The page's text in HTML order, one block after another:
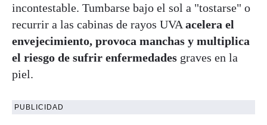
incontestable. Tumbarse bajo el sol a "tostarse" o
recurrir a las cabinas de rayos UVA acelera el
envejecimiento, provoca manchas y multiplica
el riesgo de sufrir enfermedades graves en la
piel.
PUBLICIDAD